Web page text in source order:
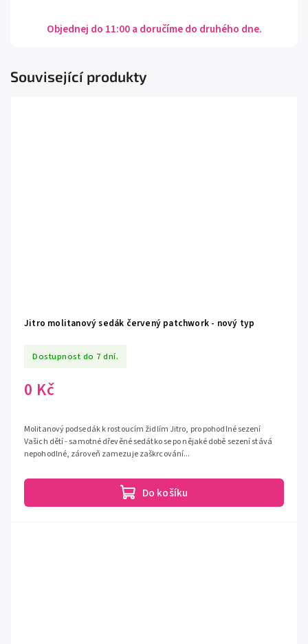
Objednej do 11:00 a doručíme do druhého dne.
Související produkty
Jitro molitanový sedák červený patchwork - nový typ
Dostupnost do 7 dní.
0 Kč
Do košíku
Molitanový podsedák k rostoucím židlím Jitro, pro pohodlné sezení
Vašich dětí - samotné dřevěné sedátko se po nějaké době sezení stává
nepohodlné, zároveň zamezuje zaškrcování...